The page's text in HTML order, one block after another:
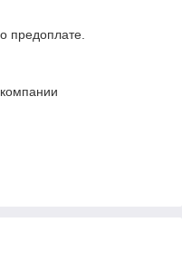
предоплате.